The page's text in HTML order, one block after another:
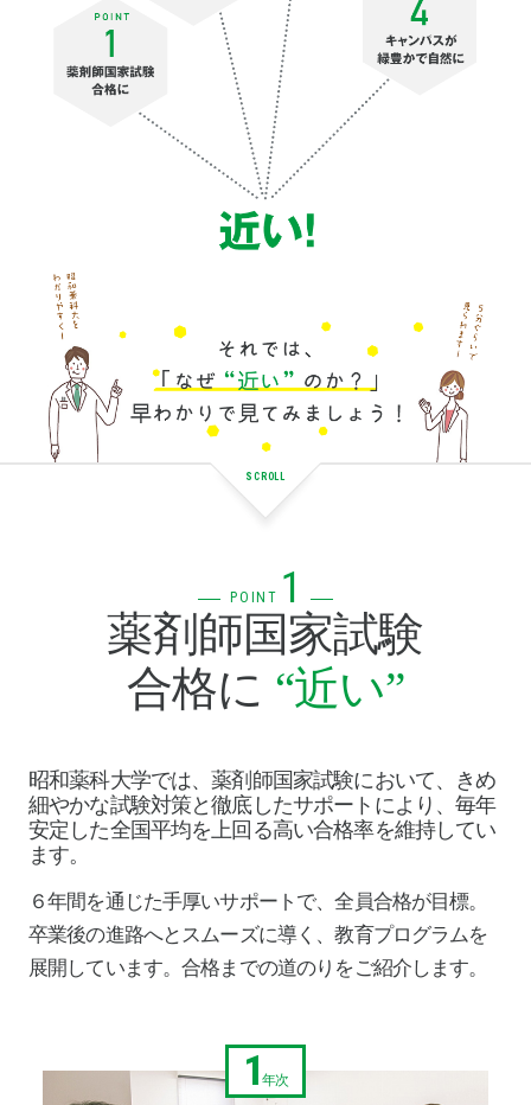
SCROLL
POINT 1
薬剤師国家試験
合格に “近い”
昭和薬科大学では、薬剤師国家試験において、きめ
細やかな試験対策と徹底したサポートにより、毎年
安定した全国平均を上回る高い合格率を維持してい
ます。
６年間を通じた手厚いサポートで、全員合格が目標。
卒業後の進路へとスムーズに導く、教育プログラムを
展開しています。合格までの道のりをご紹介します。
1 年次